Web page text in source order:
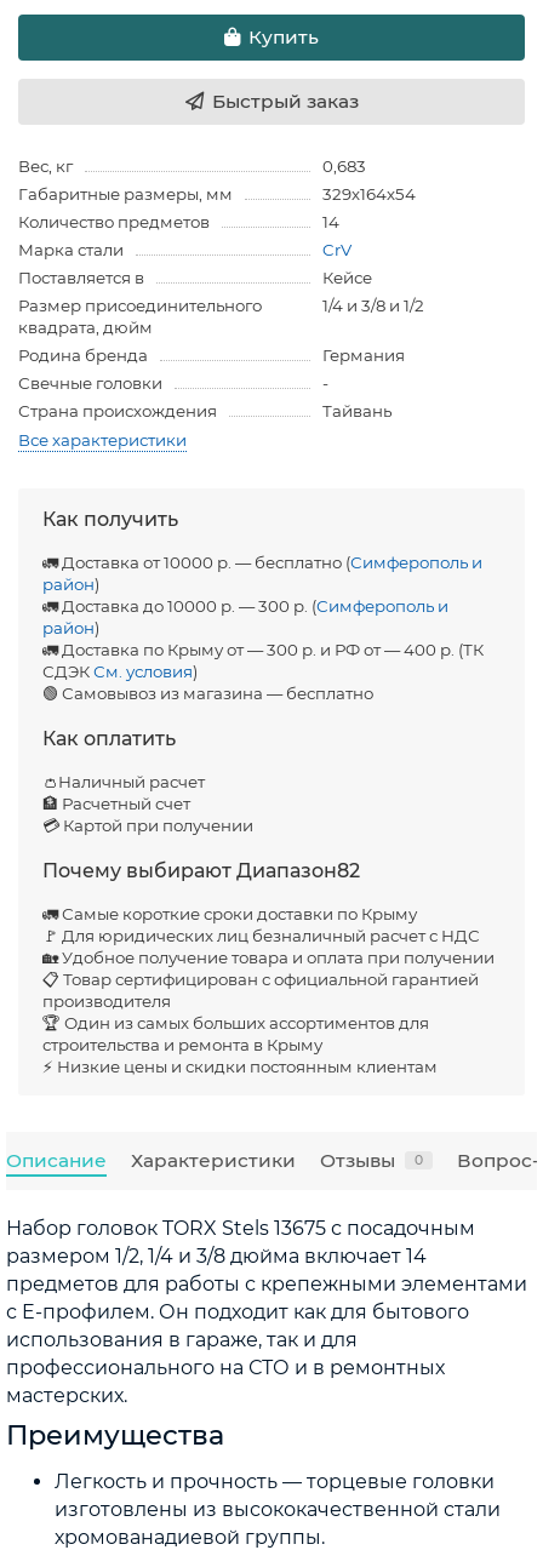
Купить
Быстрый заказ
Вес, кг
0,683
Габаритные размеры, мм
329х164х54
Количество предметов
14
Марка стали
CrV
Поставляется в
Кейсе
Размер присоединительного
квадрата, дюйм
1/4 и 3/8 и 1/2
Родина бренда
Германия
Свечные головки
-
Страна происхождения
Тайвань
Все характеристики
Как получить
🚛 Доставка от 10000 р. — бесплатно (Симферополь и
район)
🚛 Доставка до 10000 р. — 300 р. (Симферополь и
район)
🚛 Доставка по Крыму от — 300 р. и РФ от — 400 р. (ТК
СДЭКСм. условия)
🟢 Самовывоз из магазина — бесплатно
Как оплатить
👛Наличный расчет
🏦 Расчетный счет
💳 Картой при получении
Почему выбирают Диапазон82
🚛 Самые короткие сроки доставки по Крыму
🚩 Для юридических лиц безналичный расчет с НДС
🏡 Удобное получение товара и оплата при получении
📋 Товар сертифицирован с официальной гарантией
производителя
🏆 Один из самых больших ассортиментов для
строительства и ремонта в Крыму
⚡ Низкие цены и скидки постоянным клиентам
Описание Характеристики Отзывы 0 Вопрос-
Набор головок TORX Stels 13675 с посадочным
размером 1/2, 1/4 и 3/8 дюйма включает 14
предметов для работы с крепежными элементами
с E-профилем. Он подходит как для бытового
использования в гараже, так и для
профессионального на СТО и в ремонтных
мастерских.
Преимущества
Легкость и прочность — торцевые головки
изготовлены из высококачественной стали
хромованадиевой группы.